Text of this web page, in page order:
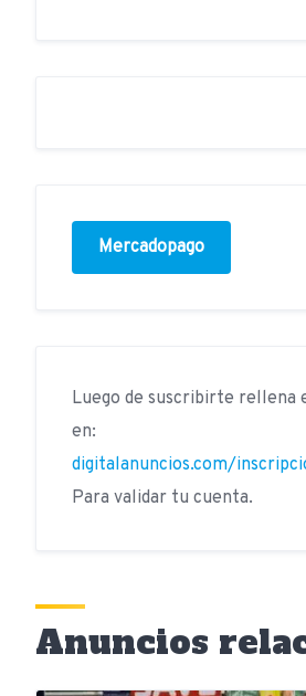
Mercadopago
Luego de suscribirte rellena
en:
digitalanuncios.com/
Para validar tu cuenta.
Anuncios